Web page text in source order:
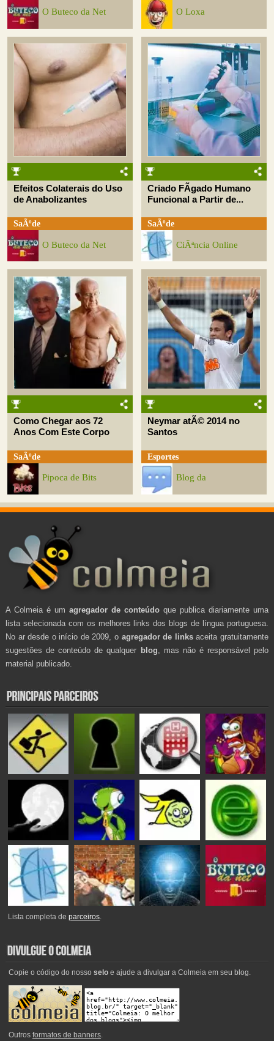
O Buteco da Net O Loxa
Efeitos Colaterais do Uso
de Anabolizantes
SaÃºde
O Buteco da Net
Criado FÃ­gado Humano
Funcional a Partir de...
SaÃºde
CiÃªncia Online
Como Chegar aos 72
Anos Com Este Corpo
SaÃºde
Pipoca de Bits
Neymar atÃ© 2014 no
Santos
Esportes
Blog da
A Colmeia é um agregador de conteúdo que publica diariamente uma
lista selecionada com os melhores links dos blogs de língua portuguesa.
No ar desde o início de 2009, o agregador de linksaceita gratuitamente
sugestões de conteúdo de qualquer blog , mas não é responsável pelo
material publicado.
Lista completa deparceiros.
Copie o código do nosso seloe ajude a divulgar a Colmeia em seu blog.
Outros formatos de banners.